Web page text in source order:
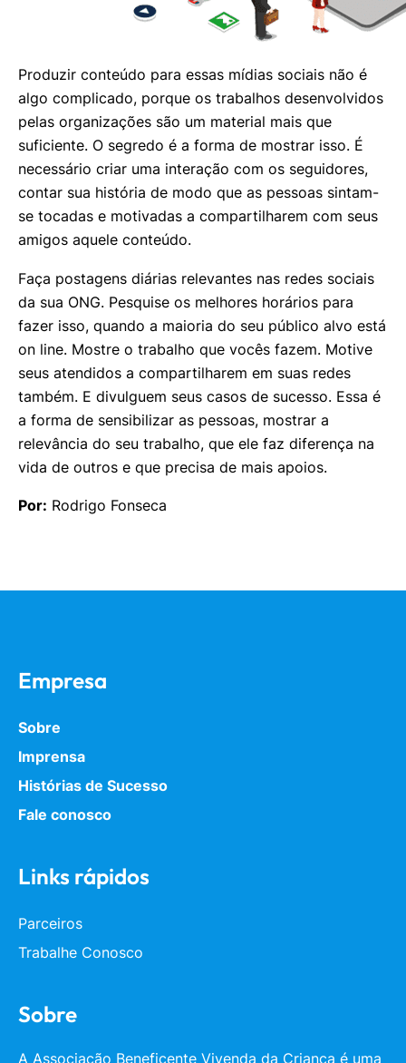
Produzir conteúdo para essas mídias sociais não é
algo complicado, porque os trabalhos desenvolvidos
pelas organizações são um material mais que
suficiente. O segredo é a forma de mostrar isso. É
necessário criar uma interação com os seguidores,
contar sua história de modo que as pessoas sintam-
se tocadas e motivadas a compartilharem com seus
amigos aquele conteúdo.
Faça postagens diárias relevantes nas redes sociais
da sua ONG. Pesquise os melhores horários para
fazer isso, quando a maioria do seu público alvo está
on line. Mostre o trabalho que vocês fazem. Motive
seus atendidos a compartilharem em suas redes
também. E divulguem seus casos de sucesso. Essa é
a forma de sensibilizar as pessoas, mostrar a
relevância do seu trabalho, que ele faz diferença na
vida de outros e que precisa de mais apoios.
Por: Rodrigo Fonseca
Empresa
Sobre
Imprensa
Histórias de Sucesso
Fale conosco
Links rápidos
Parceiros
Trabalhe Conosco
Sobre
A Associação Beneficente Vivenda da Criança é uma